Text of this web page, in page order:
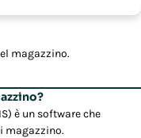
magazzino.
è un software che
magazzino.